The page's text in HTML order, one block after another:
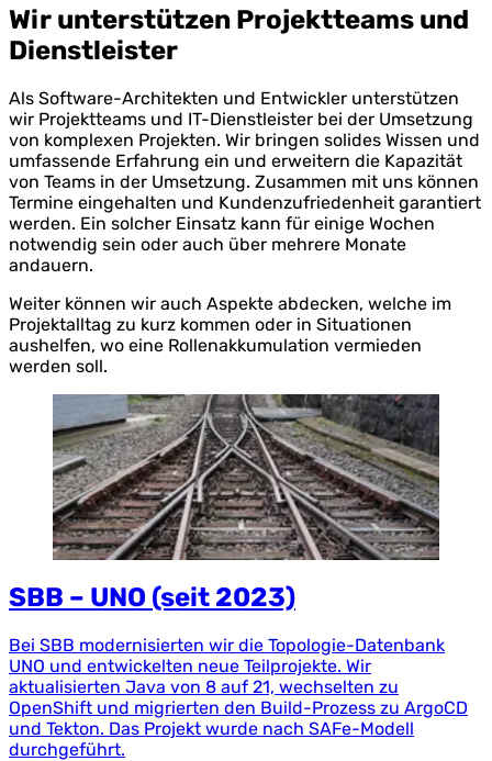
Wir unterstützen Projektteams und
Dienstleister
Als Software-Architekten und Entwickler unterstützen
wir Projektteams und IT-Dienstleister bei der Umsetzung
von komplexen Projekten. Wir bringen solides Wissen und
umfassende Erfahrung ein und erweitern die Kapazität
von Teams in der Umsetzung. Zusammen mit uns können
Termine eingehalten und Kundenzufriedenheit garantiert
werden. Ein solcher Einsatz kann für einige Wochen
notwendig sein oder auch über mehrere Monate
andauern.
Weiter können wir auch Aspekte abdecken, welche im
Projektalltag zu kurz kommen oder in Situationen
aushelfen, wo eine Rollenakkumulation vermieden
werden soll.
SBB – UNO (seit 2023)
Bei SBB modernisierten wir die Topologie-Datenbank
UNO und entwickelten neue Teilprojekte. Wir
aktualisierten Java von 8 auf 21, wechselten zu
OpenShift und migrierten den Build-Prozess zu ArgoCD
und Tekton. Das Projekt wurde nach SAFe-Modell
durchgeführt.